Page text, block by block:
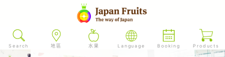
Search 地區 水果 Language Booking Products